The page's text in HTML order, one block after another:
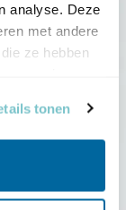
analyse. Deze
met andere
ze hebben
tonen